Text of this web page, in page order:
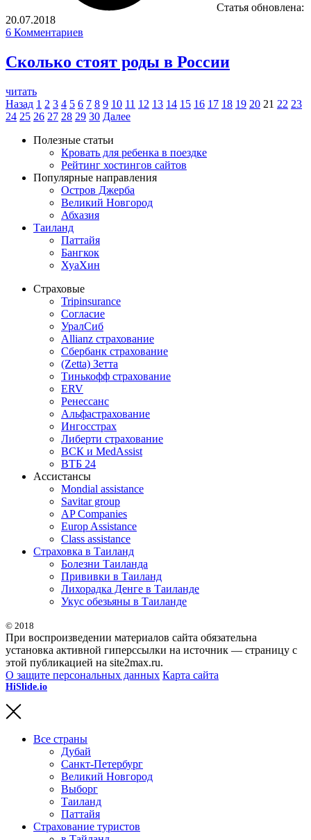
Статья обновлена:
20.07.2018
6 Комментариев
Сколько стоят роды в России
читать
Назад 1 2 3 4 5 6 7 8 9 10 11 12 13 14 15 16 17 18 19 20 21 22 23
24 25 26 27 28 29 30 Далее
Полезные статьи
Кровать для ребенка в поездке
Рейтинг хостингов сайтов
Популярные направления
Остров Джерба
Великий Новгород
Абхазия
Таиланд
Паттайя
Бангкок
ХуаХин
Страховые
Tripinsurance
Согласие
УралСиб
Allianz страхование
Сбербанк страхование
(Zetta) Зетта
Тинькофф страхование
ERV
Ренессанс
Альфастрахование
Ингосстрах
Либерти страхование
ВСК и MedAssist
ВТБ 24
Ассистансы
Mondial assistance
Savitar group
AP Companies
Europ Assistance
Class assistance
Страховка в Таиланд
Болезни Таиланда
Прививки в Таиланд
Лихорадка Денге в Таиланде
Укус обезьяны в Таиланде
© 2018
При воспроизведении материалов сайта обязательна
установка активной гиперссылки на источник — страницу с
этой публикацией на site2max.ru.
О защите персональных данных Карта сайта
HiSlide.io
Все страны
Дубай
Санкт-Петербург
Великий Новгород
Выборг
Таиланд
Паттайя
Страхование туристов